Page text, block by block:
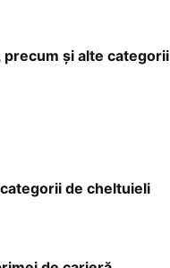
și alte categorii
de cheltuieli